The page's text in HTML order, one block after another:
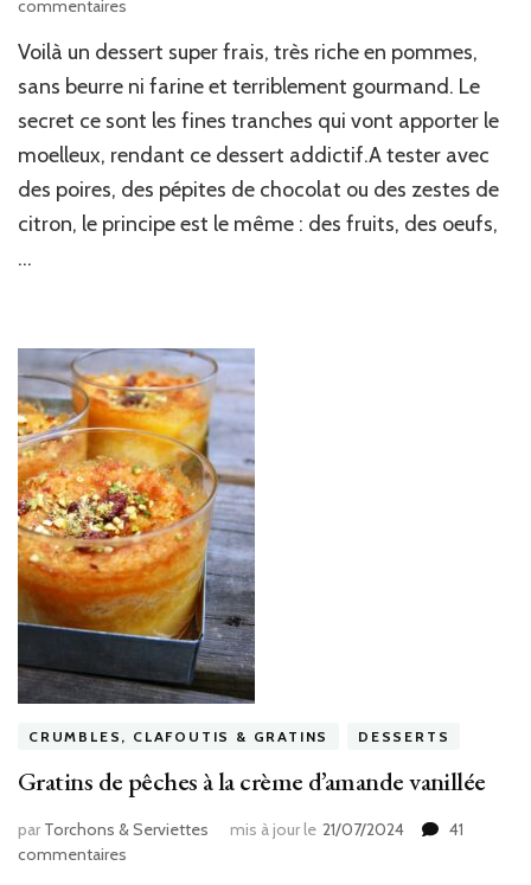
commentaires
aux
pommes
Voilà un dessert super frais, très riche en pommes,
sans beurre ni farine et terriblement gourmand. Le
secret ce sont les fines tranches qui vont apporter le
moelleux, rendant ce dessert addictif.A tester avec
des poires, des pépites de chocolat ou des zestes de
citron, le principe est le même : des fruits, des oeufs,
…
CRUMBLES, CLAFOUTIS & GRATINS DESSERTS
Gratins de pêches à la crème d’amande vanillée
par Torchons & Serviettes mis à jour le 21/07/2024
41
commentaires